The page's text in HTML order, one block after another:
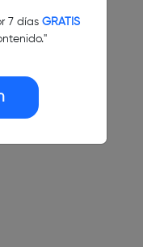
7 días GRATIS